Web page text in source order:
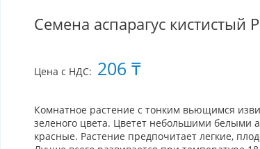
Семена аспарагус кистистый
Цена с НДС: 206 ₸
Комнатное растение с тонким вьющимся
зеленого цвета. Цветет небольшими
красные. Растение предпочитает легкие,